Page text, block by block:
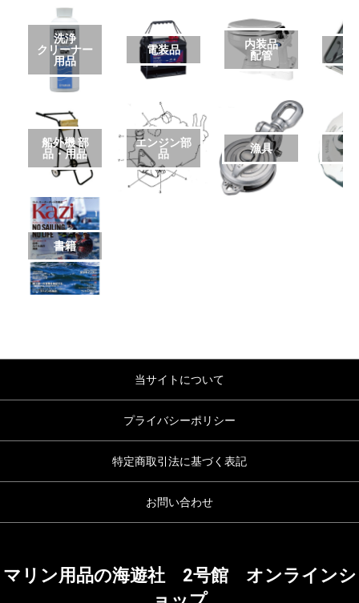
洗浄
クリーナー
用品
電装品
内装品
配管
艤
船外機 部
品・用品
エンジン部
品
漁具
書籍
当サイトについて
プライバシーポリシー
特定商取引法に基づく表記
お問い合わせ
マリン用品の海遊社 2号館 オンラインシ